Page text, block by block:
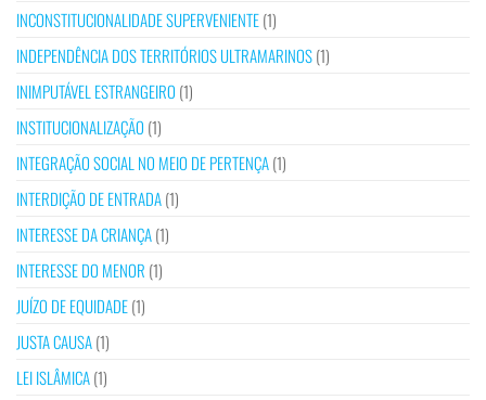
INCONSTITUCIONALIDADE SUPERVENIENTE(1)
INDEPENDÊNCIA DOS TERRITÓRIOS ULTRAMARINOS(1)
INIMPUTÁVEL ESTRANGEIRO (1)
INSTITUCIONALIZAÇÃO (1)
INTEGRAÇÃO SOCIAL NO MEIO DE PERTENÇA(1)
INTERDIÇÃO DE ENTRADA(1)
INTERESSE DA CRIANÇA(1)
INTERESSE DO MENOR (1)
JUÍZO DE EQUIDADE(1)
JUSTA CAUSA(1)
LEI ISLÂMICA(1)